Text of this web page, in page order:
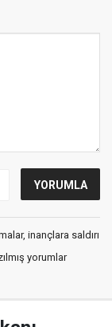
inançlara saldırı
yorumlar